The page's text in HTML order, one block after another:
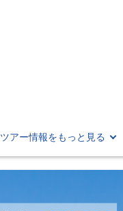
ツアー情報をもっと見る